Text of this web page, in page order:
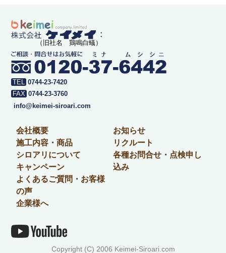
（旧社名 鶏鳴白蟻）
0744-23-7420
0744-23-3760
info@keimei-siroari.com
会社概要
施工内容・商品
シロアリについて
キャンペーン
よくあるご質問・お客様
の声
企業様へ
お知らせ
リクルート
各種お問合せ・点検申し
込み
Copyright (C) 2006 Keimei-Siroari.com